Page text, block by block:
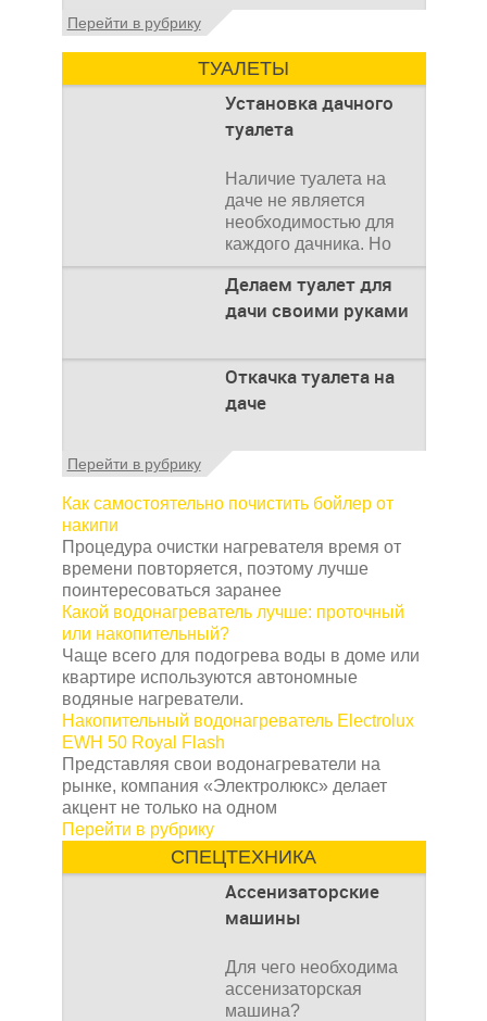
Установка септика Тверь - важнейший
аспект утилизации сточных вод в частных
домах и на загородных
Перейти в рубрику
ТУАЛЕТЫ
Установка дачного
туалета
Наличие туалета на
даче не является
необходимостью для
каждого дачника. Но
многие люди думают,
что
Делаем туалет для
дачи своими руками
Туалеты для дачи – это
устройства, с которых
начинается
дачного участка,
Откачка туалета на
даче
Туалет на даче – это
которая изначально
строится на дачном
участке. Она может
Перейти в рубрику
Как самостоятельно почистить бойлер от
накипи
Процедура очистки нагревателя время от
времени повторяется, поэтому лучше
поинтересоваться заранее
Какой водонагреватель лучше: проточный
или накопительный?
Чаще всего для подогрева воды в доме или
квартире используются автономные
водяные нагреватели.
Накопительный водонагреватель Electrolux
EWH 50 Royal Flash
Представляя свои водонагреватели на
рынке, компания «Электролюкс» делает
акцент не только на одном
Перейти в рубрику
СПЕЦТЕХНИКА
Ассенизаторские
машины
Для чего необходима
ассенизаторская
машина?